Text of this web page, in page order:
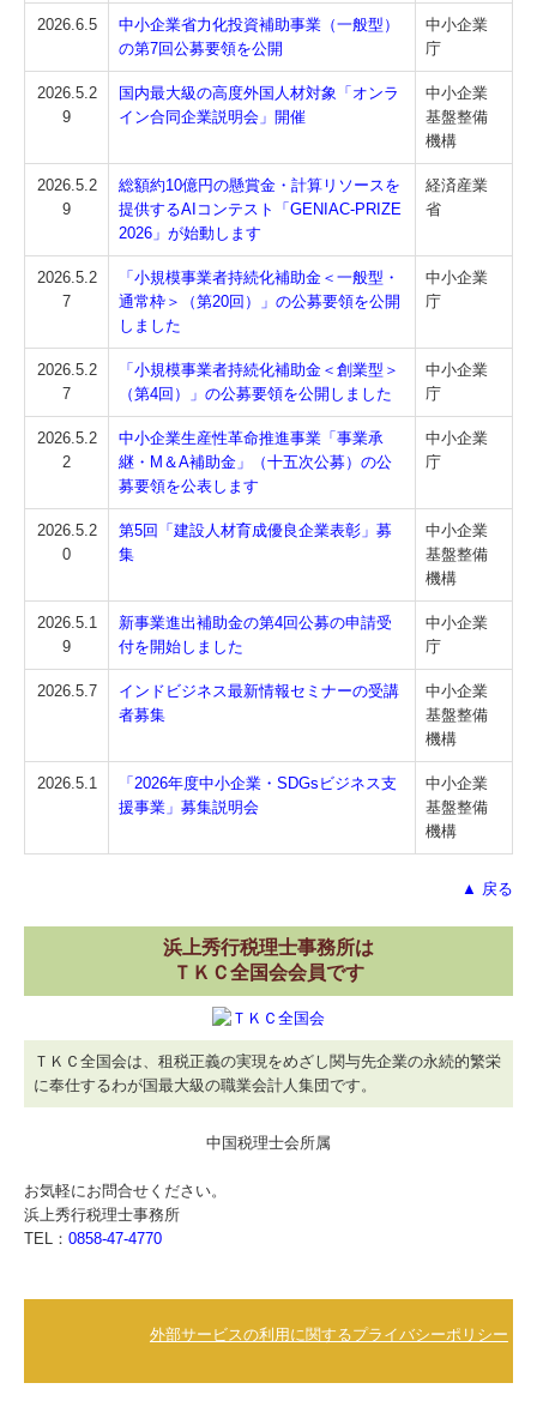
2026.6.5
中小企業省力化投資補助事業（一般型）
の第7回公募要領を公開
中小企業
庁
2026.5.2
9
国内最大級の高度外国人材対象「オンラ
イン合同企業説明会」開催
中小企業
基盤整備
機構
2026.5.2
9
総額約10億円の懸賞金・計算リソースを
提供するAIコンテスト「GENIAC-PRIZE
2026」が始動します
経済産業
省
2026.5.2
7
「小規模事業者持続化補助金＜一般型・
通常枠＞（第20回）」の公募要領を公開
しました
中小企業
庁
2026.5.2
7
「小規模事業者持続化補助金＜創業型＞
（第4回）」の公募要領を公開しました
中小企業
庁
2026.5.2
2
中小企業生産性革命推進事業「事業承
継・M＆A補助金」（十五次公募）の公
募要領を公表します
中小企業
庁
2026.5.2
0
第5回「建設人材育成優良企業表彰」募
集
中小企業
基盤整備
機構
2026.5.1
9
新事業進出補助金の第4回公募の申請受
付を開始しました
中小企業
庁
2026.5.7
インドビジネス最新情報セミナーの受講
者募集
中小企業
基盤整備
機構
2026.5.1
「2026年度中小企業・SDGsビジネス支
援事業」募集説明会
中小企業
基盤整備
機構
▲ 戻る
浜上秀行税理士事務所は
ＴＫＣ全国会会員です
ＴＫＣ全国会は、租税正義の実現をめざし関与先企業の永続的繁栄
に奉仕するわが国最大級の職業会計人集団です。
中国税理士会所属
お気軽にお問合せください。
浜上秀行税理士事務所
TEL： 0858-47-4770
外部サービスの利用に関するプライバシーポリシー